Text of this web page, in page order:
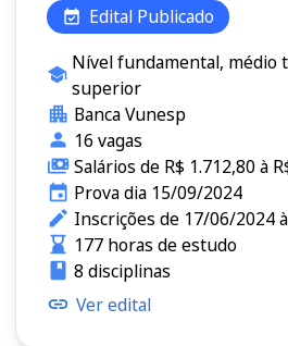
Edital Publicado
Nível fundamental, médio
superior
Banca Vunesp
16 vagas
Salários de R$ 1.712,80 à
Prova dia 15/09/2024
Inscrições de 17/06/2024
177 horas de estudo
8 disciplinas
Ver edital